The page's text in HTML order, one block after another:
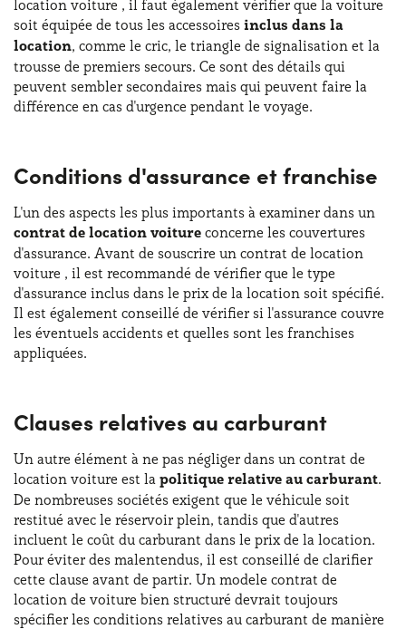
location voiture , il faut également vérifier que la voiture
soit équipée de tous les accessoires inclus dans la
location, comme le cric, le triangle de signalisation et la
trousse de premiers secours. Ce sont des détails qui
peuvent sembler secondaires mais qui peuvent faire la
différence en cas d'urgence pendant le voyage.
Conditions d'assurance et franchise
L'un des aspects les plus importants à examiner dans un
contrat de location voiture concerne les couvertures
d'assurance. Avant de souscrire un contrat de location
voiture , il est recommandé de vérifier que le type
d'assurance inclus dans le prix de la location soit spécifié.
Il est également conseillé de vérifier si l'assurance couvre
les éventuels accidents et quelles sont les franchises
appliquées.
Clauses relatives au carburant
Un autre élément à ne pas négliger dans un contrat de
location voiture est la politique relative au carburant.
De nombreuses sociétés exigent que le véhicule soit
restitué avec le réservoir plein, tandis que d'autres
incluent le coût du carburant dans le prix de la location.
Pour éviter des malentendus, il est conseillé de clarifier
cette clause avant de partir. Un modele contrat de
location de voiture bien structuré devrait toujours
spécifier les conditions relatives au carburant de manière